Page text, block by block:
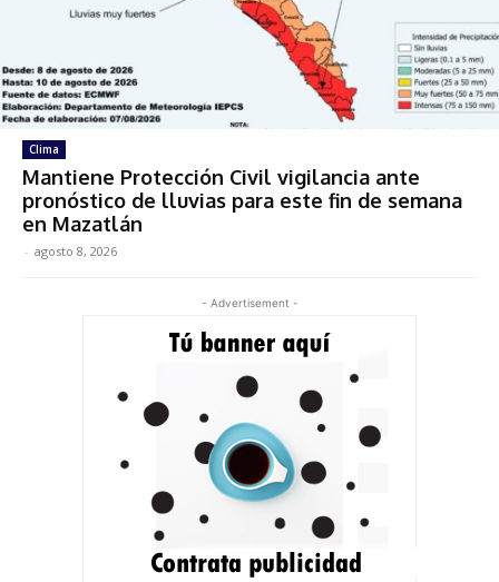
Clima
Mantiene Protección Civil vigilancia ante
pronóstico de lluvias para este fin de semana
en Mazatlán
- agosto 8, 2026
- Advertisement -